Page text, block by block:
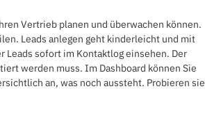
Vertrieb planen und überwachen können.
Leads anlegen geht kinderleicht und mit
sofort im Kontaktlog einsehen. Der
werden muss. Im Dashboard können Sie
an, was noch aussteht. Probieren sie